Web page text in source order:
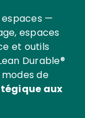
—
espaces
et outils
Durable®
de
aux